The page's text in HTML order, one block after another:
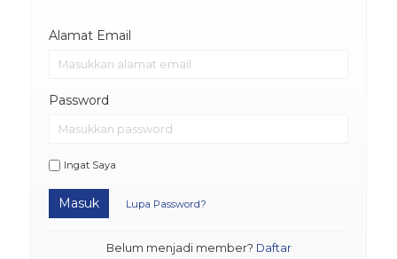
Alamat Email
Password
Ingat Saya
Masuk Lupa Password?
Belum menjadi member? Daftar